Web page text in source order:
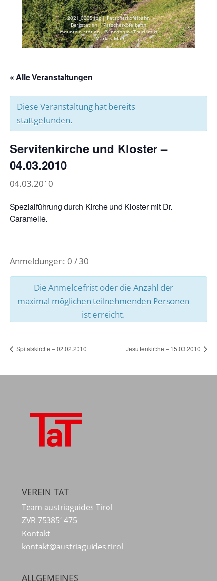
2021_0335.jpg | Patscherkofelbahn
Bergstation | Patscherkofelbahn
mountain station| © Innsbruck Tourismus
/ Markus Mair
« Alle Veranstaltungen
Diese Veranstaltung hat bereits
stattgefunden.
Servitenkirche und Kloster –
04.03.2010
04.03.2010
Spezialführung durch Kirche und Kloster mit Dr.
Caramelle.
Anmeldungen: 0 / 30
Die Anmeldefrist oder die Anzahl der
maximal möglichen teilnehmenden Personen
ist erreicht.
Spitalskirche – 02.02.2010 Jesuitenkirche – 15.03.2010
VEREIN TAT
Team austriaguides Tirol
ZVR 753851475
Kontakt
kontakt@austriaguides.tirol
ALLGEMEINES